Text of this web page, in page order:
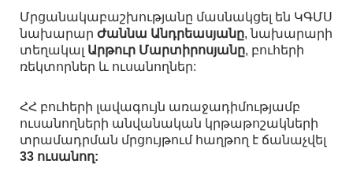
Մրցանակաբաշխությանը մասնակցել են ԿԳՄՍ
նախարար Ժաննա Անդրեասյանը, նախարարի
տեղակալ Արթուր Մարտիրոսյանը, բուհերի
ռեկտորներ և ուսանողներ:
ՀՀ բուհերի լավագույն առաջադիմությամբ
ուսանողների անվանական կրթաթոշակների
տրամադրման մրցույթում հաղթող է ճանաչվել
33 ուսանող: